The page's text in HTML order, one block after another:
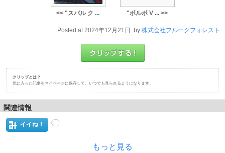
<< "スバル ク ... "ボルボ V ... >>
Posted at 2024年12月21日 by 株式会社フルークフォレスト
クリップとは？
気に入った記事をマイページに保存して、いつでも見られるようになります。
関連情報
イイね！
もっと見る